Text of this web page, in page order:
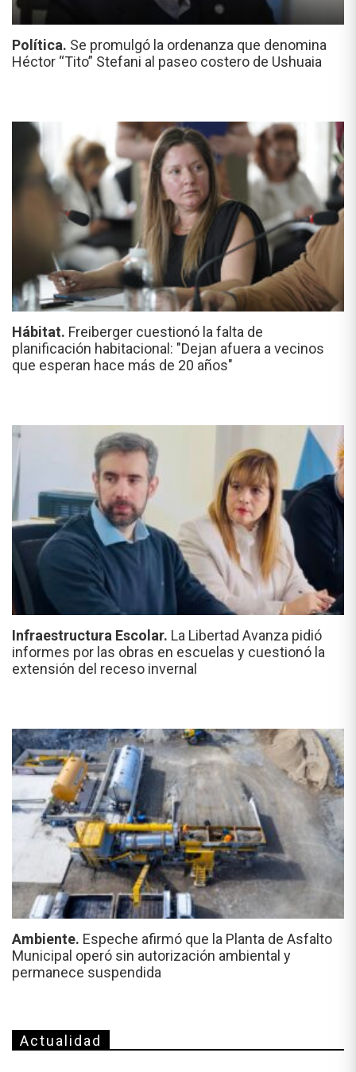
Política. Se promulgó la ordenanza que denomina
Héctor “Tito” Stefani al paseo costero de Ushuaia
Hábitat. Freiberger cuestionó la falta de
planificación habitacional: "Dejan afuera a vecinos
que esperan hace más de 20 años"
Infraestructura Escolar. La Libertad Avanza pidió
informes por las obras en escuelas y cuestionó la
extensión del receso invernal
Ambiente. Espeche afirmó que la Planta de Asfalto
Municipal operó sin autorización ambiental y
permanece suspendida
Actualidad